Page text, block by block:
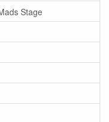
Stage